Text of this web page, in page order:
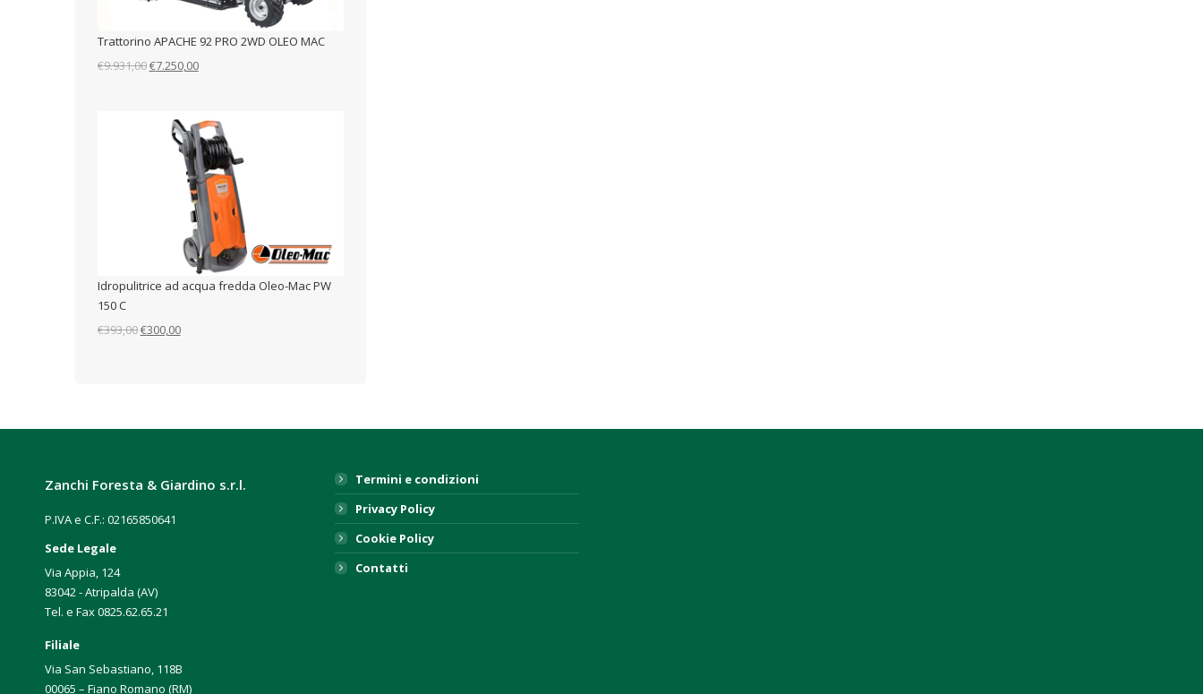
Trattorino APACHE 92 PRO 2WD OLEO MAC
€9.931,00Il
€9.931,00.
€7.250,00Il
è:
€7.250,00.
Idropulitrice ad acqua fredda Oleo-Mac PW
150 C
€393,00Il
€300,00Il
Zanchi Foresta & Giardino s.r.l.
P.IVA e C.F.: 02165850641
Sede Legale
Via Appia, 124
83042 - Atripalda (AV)
Tel. e Fax 0825.62.65.21
Filiale
Via San Sebastiano, 118B
00065 – Fiano Romano (RM)
Termini e condizioni
Privacy Policy
Cookie Policy
Contatti